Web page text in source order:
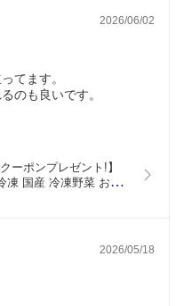
2026/06/02
てます。
のも良いです。
ーポンプレゼント!】
凍 国産 冷凍野菜 お手
2026/05/18